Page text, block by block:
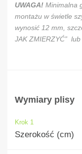
UWAGA! Minimalna
montażu w świetle
wynosić 12 mm,
JAK ZMIERZYĆ” lub
Wymiary plisy
Krok 1
Szerokość (cm)